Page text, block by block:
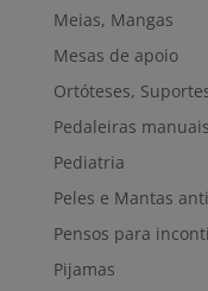
Meias, Mangas
Mesas de apoio
Ortóteses,
Pedaleiras
Pediatria
Peles e Mantas
Pensos para
Pijamas